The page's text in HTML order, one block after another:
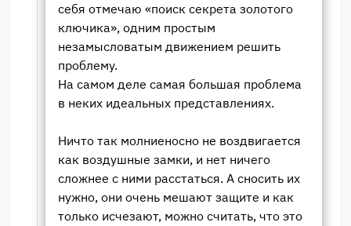
себя отмечаю «поиск секрета золотого
ключика», одним простым
незамысловатым движением решить
проблему.
На самом деле самая большая проблема
в неких идеальных представлениях.
Ничто так молниеносно не воздвигается
как воздушные замки, и нет ничего
сложнее с ними расстаться. А сносить их
нужно, они очень мешают защите и как
только исчезают, можно считать, что это